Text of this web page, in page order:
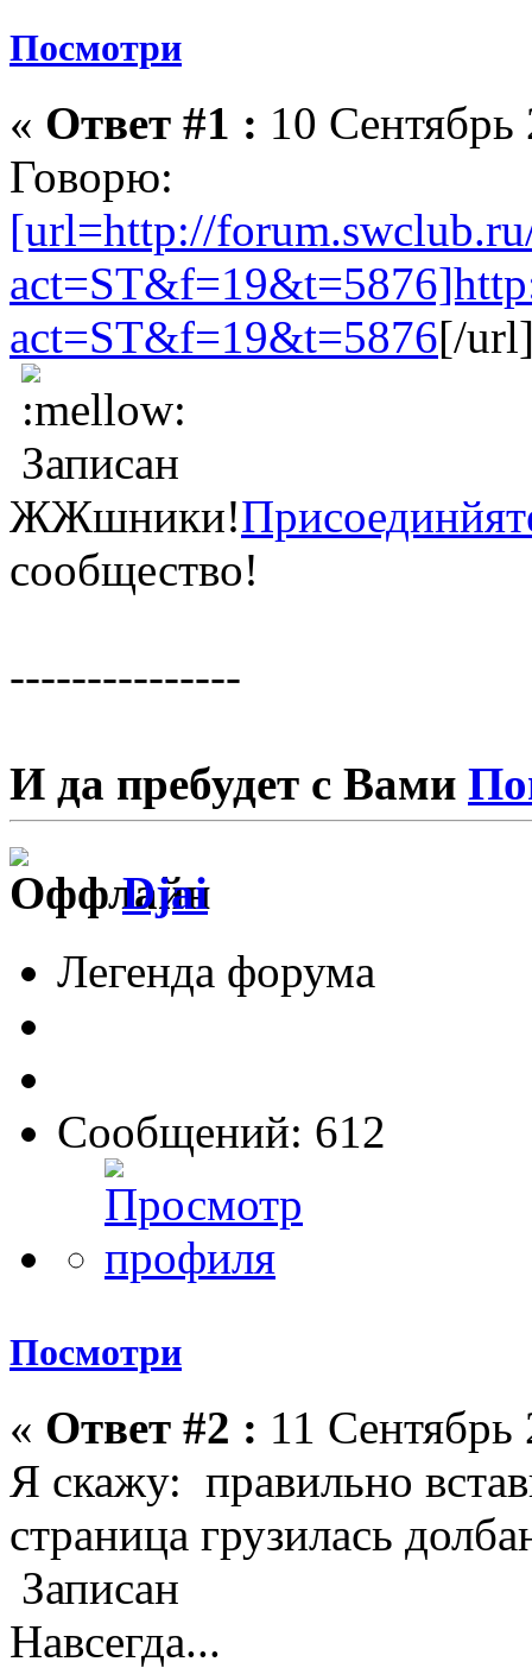
Посмотри
« Ответ #1 : 10
Говорю:
[url=http://
act=ST&f=19&t=5876[/
Записан
ЖЖшники!
сообщество!
---------------
И да пребудет с Вами
Djai
Легенда форума
Сообщений: 612
Посмотри
« Ответ #2 : 11
Я скажу: правильно
страница грузилась
Записан
Навсегда...